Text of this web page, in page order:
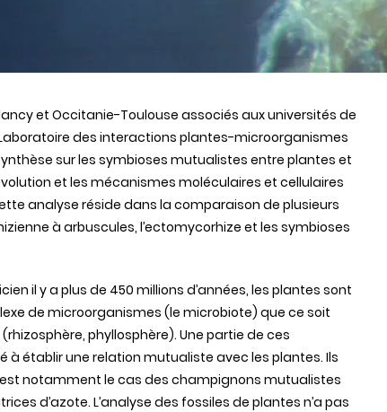
et Occitanie-Toulouse associés aux universités de
des interactions plantes-microorganismes
sur les symbioses mutualistes entre plantes et
et les mécanismes moléculaires et cellulaires
analyse réside dans la comparaison de plusieurs
à arbuscules, l’ectomycorhize et les symbioses
il y a plus de 450 millions d’années, les plantes sont
de microorganismes (le microbiote) que ce soit
phyllosphère). Une partie de ces
établir une relation mutualiste avec les plantes. Ils
notamment le cas des champignons mutualistes
d’azote. L’analyse des fossiles de plantes n’a pas